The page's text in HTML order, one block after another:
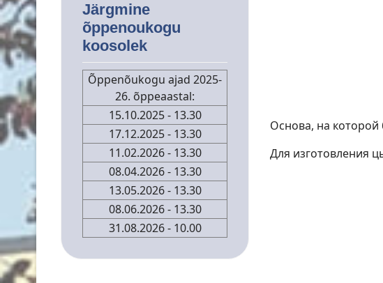
Järgmine
õppenoukogu
koosolek
Õppenõukogu ajad 2025-
26. õppeaastal:
15.10.2025 - 13.30
17.12.2025- 13.30
11.02.2026- 13.30
08.04.2026- 13.30
13.05.2026 - 13.30
08.06.2026 - 13.30
31.08.2026 - 10.00
Основа, на
Для изготовления